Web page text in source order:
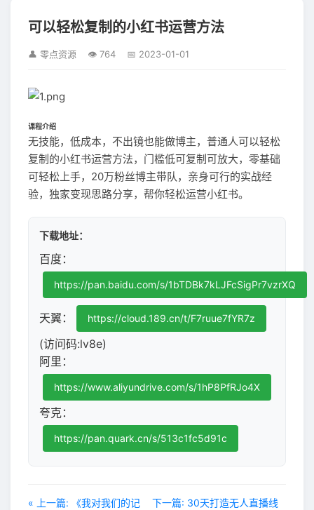
可以轻松复制的小红书运营方法
👤 零点资源 👁 764 📅 2023-01-01
课程介绍
无技能，低成本，不出镜也能做博主，普通人可以轻松
复制的小红书运营方法，门槛低可复制可放大，零基础
可轻松上手，20万粉丝博主带队，亲身可行的实战经
验，独家变现思路分享，帮你轻松运营小红书。
下载地址：
百度：
https://pan.baidu.com/s/1bTDBk7kLJFcSigPr7vzrXQ
天翼： https://cloud.189.cn/t/F7ruue7fYR7z
(访问码:lv8e)
阿里：
https://www.aliyundrive.com/s/1hP8PfRJo4X
夸克：
https://pan.quark.cn/s/513c1fc5d91c
« 上一篇: 《我对我们的记 下一篇: 30天打造无人直播线